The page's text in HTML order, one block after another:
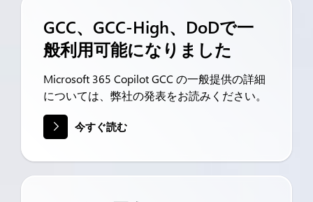
GCC、GCC-High、DoDで一
般利用可能になりました
Microsoft 365 Copilot GCC の一般提供の詳細
については、弊社の発表をお読みください。
今すぐ読む